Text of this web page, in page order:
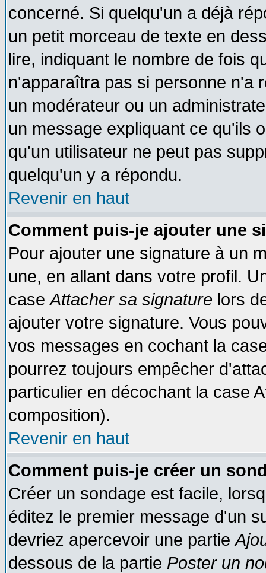
concerné. Si quelqu'un a déjà
un petit morceau de texte en
lire, indiquant le nombre de fois
n'apparaîtra pas si personne n'a
un modérateur ou un
un message expliquant ce qu'ils
qu'un utilisateur ne peut pas
quelqu'un y a répondu.
Revenir en haut
Comment puis-je ajouter une
Pour ajouter une signature à un
une, en allant dans votre profil.
caseAttacher sa signature lors
ajouter votre signature. Vous
vos messages en cochant la
pourrez toujours empêcher
particulier en décochant la case
composition).
Revenir en haut
Comment puis-je créer un
Créer un sondage est facile,
éditez le premier message d'un
devriez apercevoir une partie
dessous de la partie Poster un